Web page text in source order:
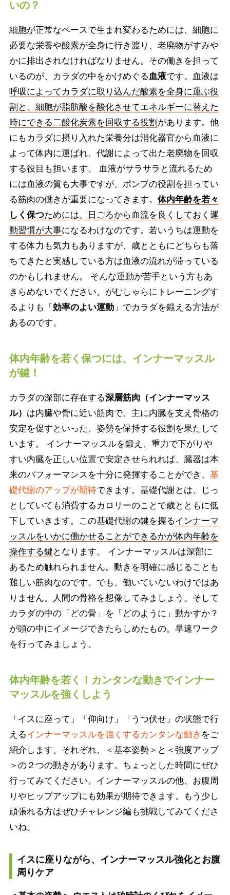
いの？
細胞が正常なペースで生まれ変わるためには、細胞に
必要な栄養や酸素が全身に行き渡り、老廃物がすみや
かに排出されなければなりません。その働きを担って
いるのが、カラダの中をかけめぐる血液です。血液は
呼吸によってカラダに取り込んだ酸素を全身に運ぶ役
割と、細胞が脂肪酸を酸化させてエネルギーに替えた
時にできる二酸化炭素を回収する役割 があります。他
にもカラダに摂り入れた栄養分は消化器官から血液に
よって体内に運ばれ、代謝によって出た老廃物を回収
する役目も担います。 血液がサラサラと流れるため
には血液の質も大事ですが、ポンプの役割を担ってい
る筋肉の働きが重要になってきます。 体内年齢を若々
しく保つためには、日ごろから血流を良くしておく運
動習慣が大事になるわけなのです。若いうちは運動を
する体力も気力もありますが、歳とともにどちらも落
ちてきたと実感している方は血液の流れが滞っている
のかもしれません。 そんな運動が苦手という方もあ
きらめないでください。がむしゃらにトレーニングす
るよりも「 効率のよい運動」でカラダを鍛える方法が
あるのです。
体内年齢を若く保つには、インナーマッスル
が鍵！
カラダの深部に存在する深層筋肉（インナーマッス
ル） は内臓や骨に近い筋肉で、主に内臓を支え骨格の
安定を促すといった、姿勢を保持する役割を果たして
います。 インナーマッスルを鍛え、重力で下がりや
すい内臓を正しい位置で安定させられれば、臓器は本
来のパフォーマンスを十分に発揮することができ、 基
礎代謝のアップが期待できます。基礎代謝とは、じっ
としていても消費するカロリーのことで歳とともに低
下していきます。この基礎代謝の鍵を握るインナーマ
ッスルをいかに働かせることができるかが体内年齢を
操作する鍵 となります。 インナーマッスルは深部に
あるため触れられません。動きを明確に感じることも
難しい筋肉なのです。でも、働いていないわけではあ
りません。人間の骨格を想像してみましょう。そして
カラダの中の「どの骨」を「どのように」動かすか？
が頭の中にイメージできたらしめたもの。早速ワーク
を行ってみましょう。
体内年齢を若く！カンタンな動きでインナー
マッスルを強くしよう
「イスに座って」「仰向け」「うつ伏せ」の状態で行
えるインナーマッスルを強くするカンタンな動き をご
紹介します。それぞれ、＜基本姿勢＞と＜強度アップ
＞の２つの動きがあります。ちょっとした時間にぜひ
行ってみてください。インナーマッスルの他、お腹周
りやヒップアップにも効果が期待できます。もう少し
頑張れる方はぜひチャレンジ編も挑戦してみてくださ
いね。
イスに座りながら、インナーマッスル強化とお腹
周りケア